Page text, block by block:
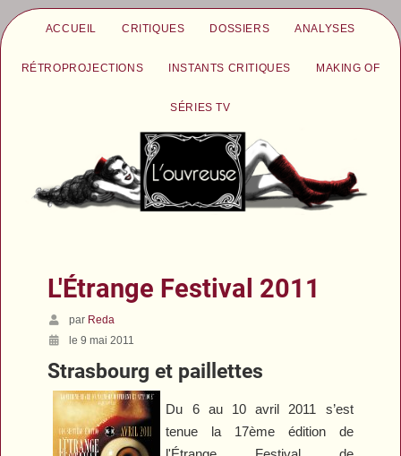
ACCUEIL CRITIQUES DOSSIERS ANALYSES
RÉTROPROJECTIONS INSTANTS CRITIQUES MAKING OF
SÉRIES TV
L'Étrange Festival 2011
par Reda
le 9 mai 2011
Strasbourg et paillettes
Du 6 au 10 avril 2011 s’est
tenue la 17ème édition de